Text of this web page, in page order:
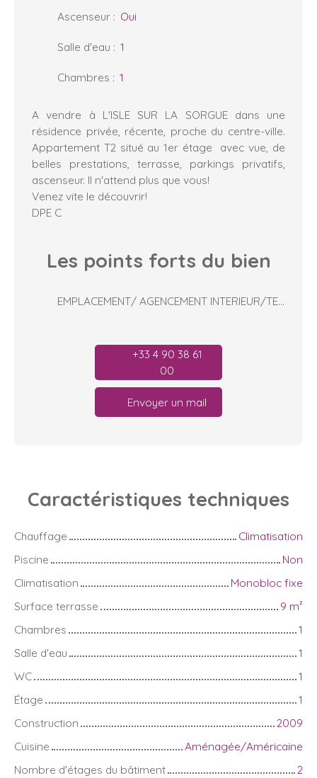
Ascenseur : Oui
Salle d'eau : 1
Chambres : 1
A vendre à L'ISLE SUR LA SORGUE dans une
résidence privée, récente, proche du centre-ville.
Appartement T2 situé au 1er étage avec vue, de
belles prestations, terrasse, parkings privatifs,
ascenseur. Il n'attend plus que vous!
Venez vite le découvrir!
DPE C
Les points forts du bien
EMPLACEMENT/ AGENCEMENT INTERIEUR/TERRASSE
+33 4 90 38 61
00
Envoyer un mail
Caractéristiques techniques
Chauffage
Climatisation
Piscine
Non
Climatisation
Monobloc fixe
Surface terrasse
9 m²
Chambres
1
Salle d'eau
1
WC
1
Étage
1
Construction
2009
Cuisine
Aménagée/Américaine
Nombre d'étages du bâtiment
2